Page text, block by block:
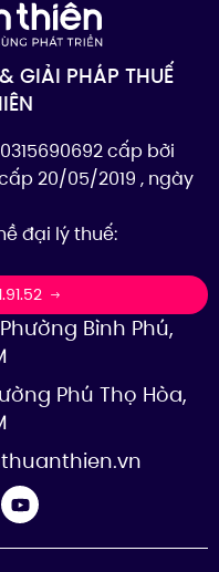
GIẢI PHÁP THUẾ
cấp bởi
20/05/2019 , ngày
đại lý thuế:
Bình Phú,
Phú Thọ Hòa,